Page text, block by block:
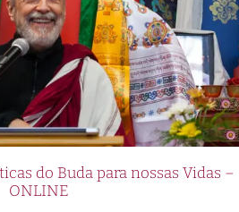
do Buda para nossas Vidas –
ONLINE